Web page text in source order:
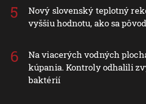
Nový slovenský teplotný
vyššiu hodnotu, ako sa
Na viacerých vodných
kúpania. Kontroly odhalili
baktérií